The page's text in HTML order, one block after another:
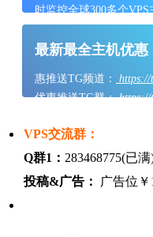
时监控全球300多个
最新最全主机优惠
惠推送TG频道：
https://
优惠推送TG群：https://
VPS交流群：
Q群1： 283468775(已
投稿&广告：
广告位￥